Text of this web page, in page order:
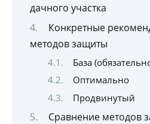
дачного участка
Конкретные
методов защиты
База
Оптимально
Продвинутый
Сравнение методов